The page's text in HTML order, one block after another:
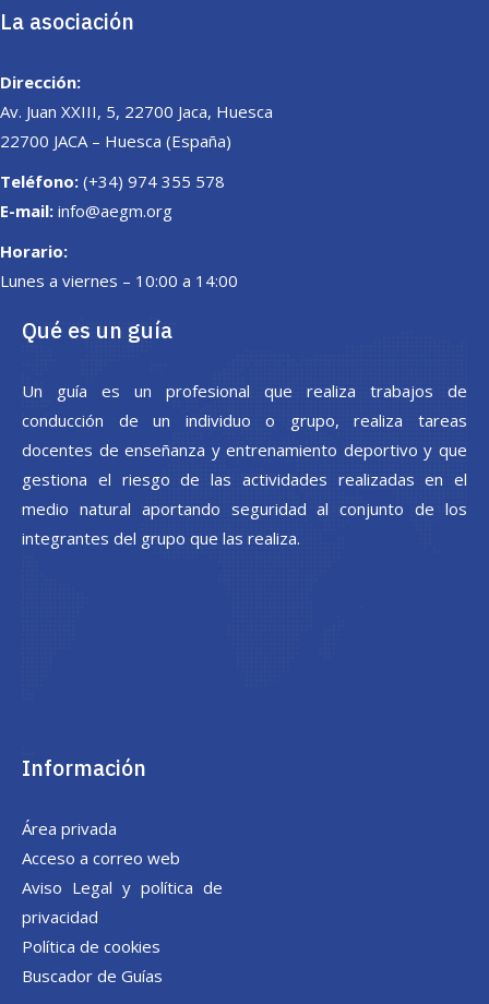
La asociación
Dirección:
Av. Juan XXIII, 5, 22700 Jaca, Huesca
22700 JACA – Huesca (España)
Teléfono: (+34) 974 355 578
E-mail: info@aegm.org
Horario:
Lunes a viernes – 10:00 a 14:00
Qué es un guía
Un guía es un profesional que realiza trabajos de
conducción de un individuo o grupo, realiza tareas
docentes de enseñanza y entrenamiento deportivo y que
gestiona el riesgo de las actividades realizadas en el
medio natural aportando seguridad al conjunto de los
integrantes del grupo que las realiza.
Información
Área privada
Acceso a correo web
Aviso Legal y política de
privacidad
Política de cookies
Buscador de Guías